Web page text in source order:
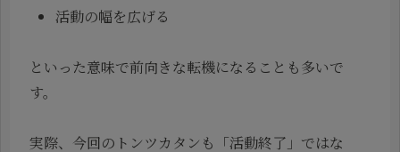
活動の幅を広げる
といった意味で前向きな転機になることも多いで
す。
実際、今回のトンツカタンも「活動終了」ではな